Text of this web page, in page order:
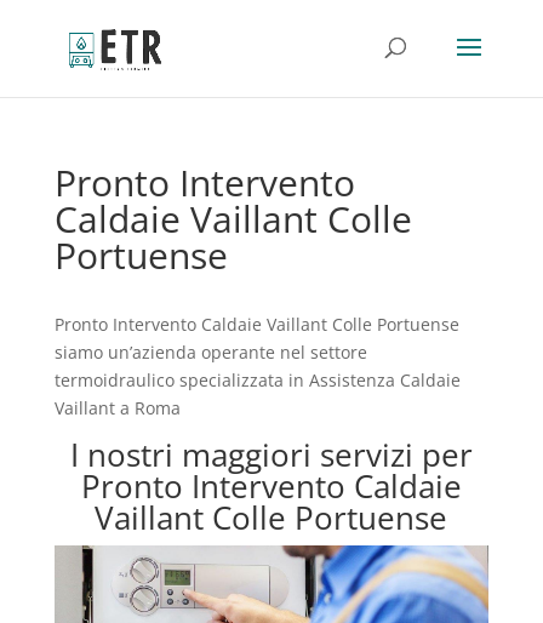
Pronto Intervento
Caldaie Vaillant Colle
Portuense
Pronto Intervento Caldaie Vaillant Colle Portuense
siamo un’azienda operante nel settore
termoidraulico specializzata in Assistenza Caldaie
Vaillant a Roma
I nostri maggiori servizi per
Pronto Intervento Caldaie
Vaillant Colle Portuense